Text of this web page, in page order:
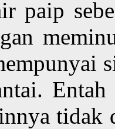
paip
Entah
tidak